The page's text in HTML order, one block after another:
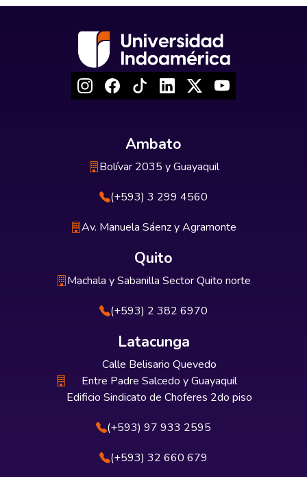
Ambato
Bolívar 2035 y Guayaquil
(+593) 3 299 4560
Av. Manuela Sáenz y Agramonte
Quito
Machala y Sabanilla Sector Quito norte
(+593) 2 382 6970
Latacunga
Calle Belisario Quevedo
Entre Padre Salcedo y Guayaquil
Edificio Sindicato de Choferes 2do piso
(+593) 97 933 2595
(+593) 32 660 679